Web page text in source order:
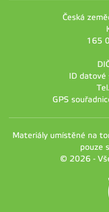
Česká
165
ID datové
GPS
Materiály umístěné na
pouze
© 2026 -